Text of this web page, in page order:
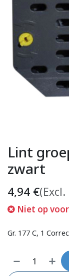
Lint
zwart
4,94 €
Niet op
Gr. 177 C, 1